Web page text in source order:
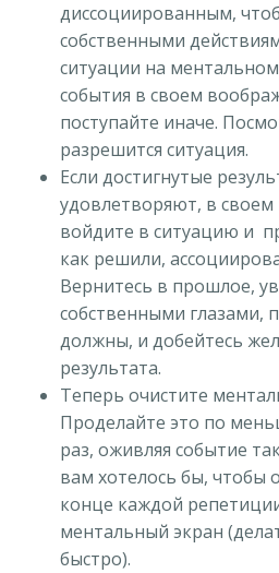
диссоциированным,
собственными
ситуации на
события в своем
поступайте иначе.
разрешится ситуация.
Если достигнутые
удовлетворяют, в
войдите в ситуацию и
как решили,
Вернитесь в прошлое,
собственными глазами,
должны, и добейтесь
результата.
Теперь очистите
Проделайте это по
раз, оживляя событие
вам хотелось бы, чтобы
конце каждой
ментальный экран
быстро).